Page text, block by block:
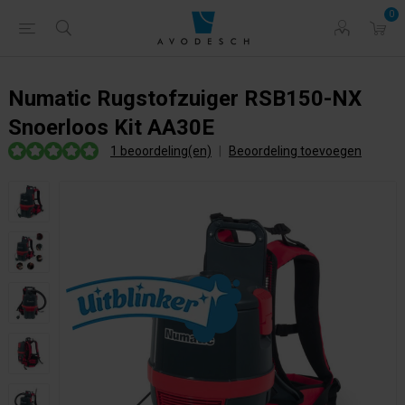
0
Numatic Rugstofzuiger RSB150-NX
Snoerloos Kit AA30E
1 beoordeling(en) Beoordeling toevoegen